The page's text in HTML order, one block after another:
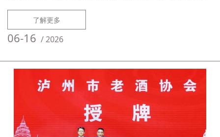
会上，泸州市老酒协会会长周明辉深刻剖析当前老酒产业标准缺失、工艺
不统一、品质参差不齐等突出问题，强调制定产区统一标准是破解行业发
展瓶颈、夯实产
了解更多
06-16 /2026